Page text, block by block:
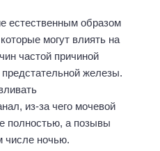
естественным образом
могут влиять на
частой причиной
железы.
из-за чего мочевой
полностью, а позывы
числе ночью.